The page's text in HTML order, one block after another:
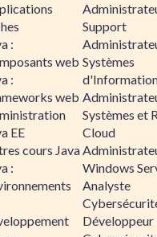
:
web
:
web
EE
cours Java
:
Support
Systèmes
Systèmes et
Cloud
Windows
Analyste
Développeur